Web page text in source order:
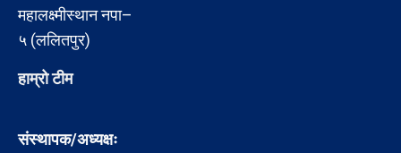
महालक्ष्मीस्थान नपा–
५ (ललितपुर)
हाम्रो टीम
संस्थापक/अध्यक्षः